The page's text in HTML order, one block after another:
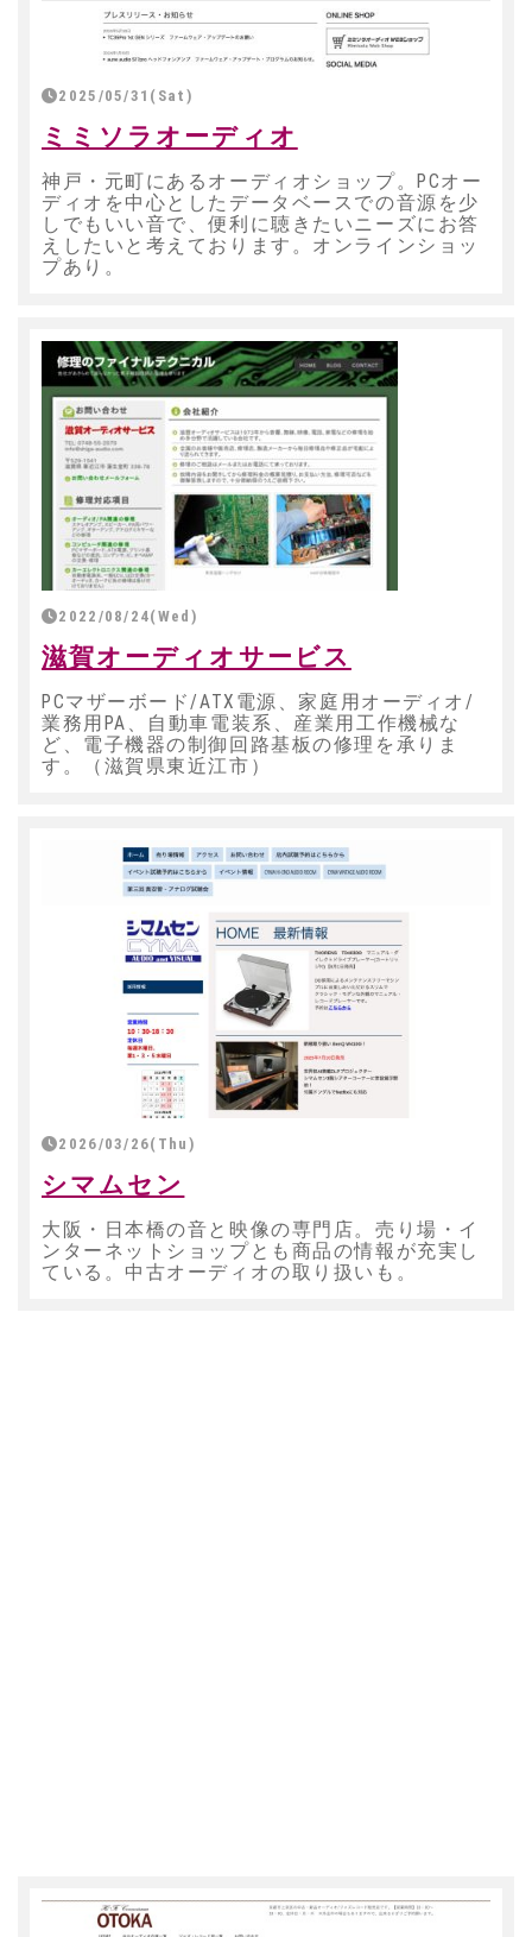
2025/05/31(Sat)
ミミソラオーディオ
神戸・元町にあるオーディオショップ。PCオー
ディオを中心としたデータベースでの音源を少
しでもいい音で、便利に聴きたいニーズにお答
えしたいと考えております。オンラインショッ
プあり。
2022/08/24(Wed)
滋賀オーディオサービス
PCマザーボード/ATX電源、家庭用オーディオ/
業務用PA、自動車電装系、産業用工作機械な
ど、電子機器の制御回路基板の修理を承りま
す。（滋賀県東近江市）
2026/03/26(Thu)
シマムセン
大阪・日本橋の音と映像の専門店。売り場・イ
ンターネットショップとも商品の情報が充実し
ている。中古オーディオの取り扱いも。